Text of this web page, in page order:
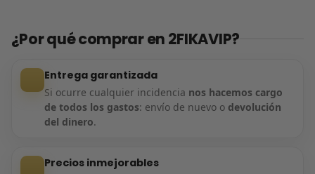
¿Por qué comprar en 2FIKAVIP?
Entrega garantizada
Si ocurre cualquier incidencia nos hacemos cargo
de todos los gastos: envío de nuevo o devolución
del dinero.
Precios inmejorables